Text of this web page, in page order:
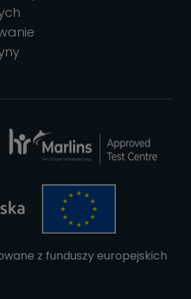
z funduszy europejskich